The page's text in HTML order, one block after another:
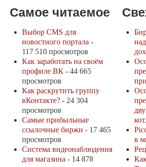
Самое читаемое
Выбор CMS для
новостного портала -
117 510 просмотров
Как заработать на своём
профиле ВК - 44 665
просмотров
Как раскрутить группу
вКонтакте? - 24 304
просмотров
Самые прибыльные
ссылочные биржи - 17 465
просмотров
Система видеонаблюдения
для магазина - 14 878
в